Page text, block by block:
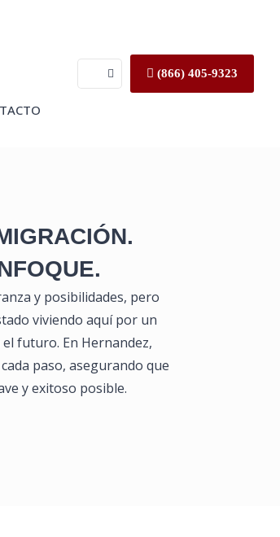
(866) 405-9323
y posibilidades, pero
viviendo aquí por un
futuro. En Hernandez,
paso, asegurando que
y exitoso posible.